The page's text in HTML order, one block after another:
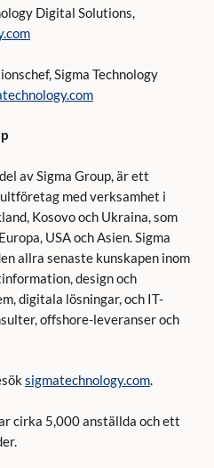
Digital Solutions,
Sigma Technology
av Sigma Group, är ett
med verksamhet i
Kosovo och Ukraina, som
USA och Asien. Sigma
allra senaste kunskapen inom
design och
digitala lösningar, och IT-
offshore-leveranser och
sigmatechnology.com.
cirka 5,000 anställda och ett